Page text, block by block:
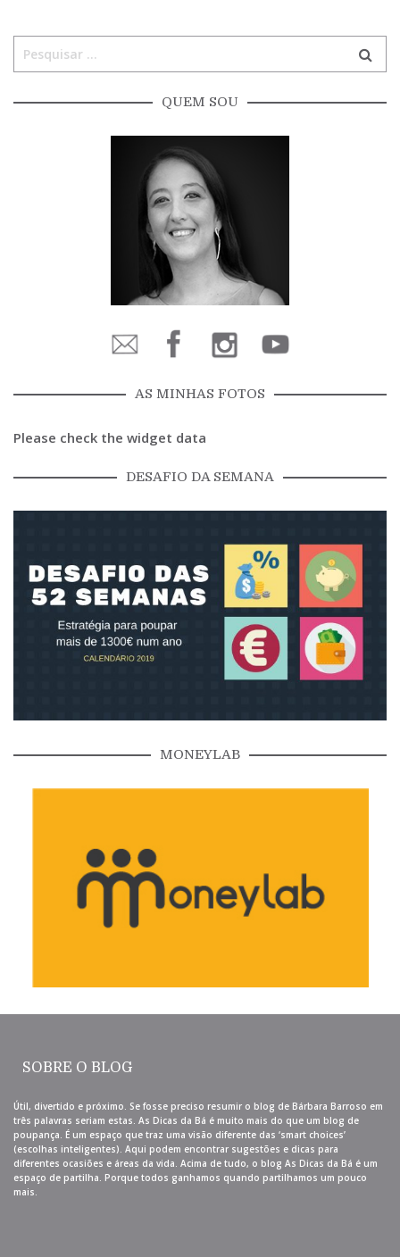
QUEM SOU
AS MINHAS FOTOS
Please check the widget data
DESAFIO DA SEMANA
MONEYLAB
SOBRE O BLOG
Útil, divertido e próximo. Se fosse preciso resumir o blog de Bárbara Barroso em
três palavras seriam estas. As Dicas da Bá é muito mais do que um blog de
poupança. É um espaço que traz uma visão diferente das ‘smart choices’
(escolhas inteligentes). Aqui podem encontrar sugestões e dicas para
diferentes ocasiões e áreas da vida. Acima de tudo, o blog As Dicas da Bá é um
espaço de partilha. Porque todos ganhamos quando partilhamos um pouco
mais.